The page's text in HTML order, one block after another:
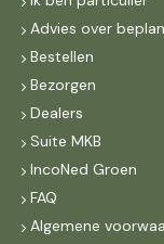
Advies over
Bestellen
Bezorgen
Dealers
Suite MKB
IncoNed Groen
FAQ
Algemene